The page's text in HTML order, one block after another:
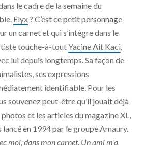
le cadre de la semaine du
Elyx? C’est ce petit personnage
un carnet et qui s’intègre dans le
touche-à-toutYacine Ait Kaci,
lui depuis longtemps. Sa façon de
ses expressions
identifiable. Pour les
souvenez peut-être qu’il jouait déjà
photos et les articles du magazine XL,
lancé en 1994 par le groupe Amaury.
moi, dans mon carnet. Un ami m’a